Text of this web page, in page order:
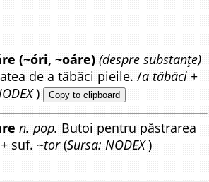
(~óri, ~oáre) (despre substanțe)
de a tăbăci pieile. /a tăbăci +
) Copy to clipboard
n. pop. Butoi pentru păstrarea
+suf. ~tor(Sursa: NODEX)